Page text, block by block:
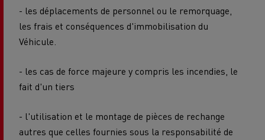
- les déplacements de personnel ou le remorquage,
les frais et conséquences d'immobilisation du
Véhicule.
- les cas de force majeure y compris les incendies, le
fait d'un tiers
- l'utilisation et le montage de pièces de rechange
autres que celles fournies sous la responsabilité de